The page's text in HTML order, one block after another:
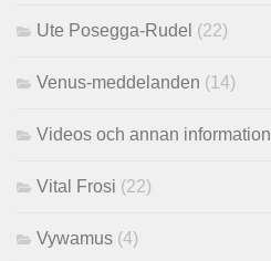
Ute Posegga-Rudel (22)
Venus-meddelanden (14)
Videos och annan information
Vital Frosi (22)
Vywamus (4)